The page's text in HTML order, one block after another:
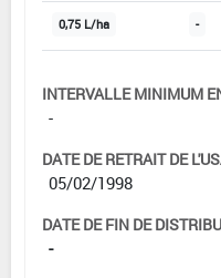
0,75 L/ha -
INTERVALLE MINIMUM
-
DATE DE RETRAIT DE
05/02/1998
DATE DE FIN DE
-